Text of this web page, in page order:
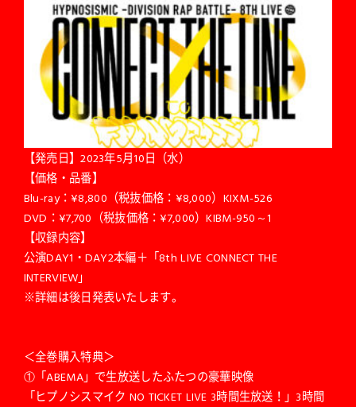
【発売日】2023年5月10日（水）
【価格・品番】
Blu-ray：¥8,800（税抜価格：¥8,000）KIXM-526
DVD：¥7,700（税抜価格：¥7,000）KIBM-950～1
【収録内容】
公演DAY1・DAY2本編＋「8th LIVE CONNECT THE
INTERVIEW」
※詳細は後日発表いたします。
＜全巻購入特典＞
①「ABEMA」で生放送したふたつの豪華映像
「ヒプノシスマイク NO TICKET LIVE 3時間生放送！」3時間